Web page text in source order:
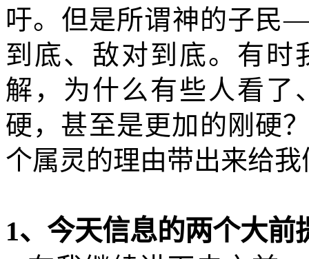
吁。但是所谓神的子民
到底、敌对到底。有时
解，为什么有些人看了
硬，甚至是更加的刚硬
个属灵的理由带出来给我
1、今天信息的两个大前